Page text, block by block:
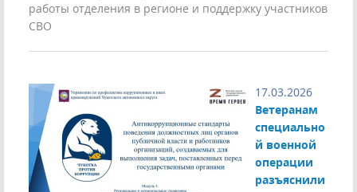
работы отделения в регионе и поддержку участников
СВО
17.03.2026
Ветеранам
специально
й военной
операции
разъяснили